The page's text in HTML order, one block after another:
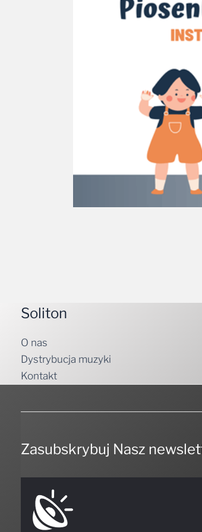
Soliton
O nas
Dystrybucja muzyki
Kontakt
Zasubskrybuj Nasz